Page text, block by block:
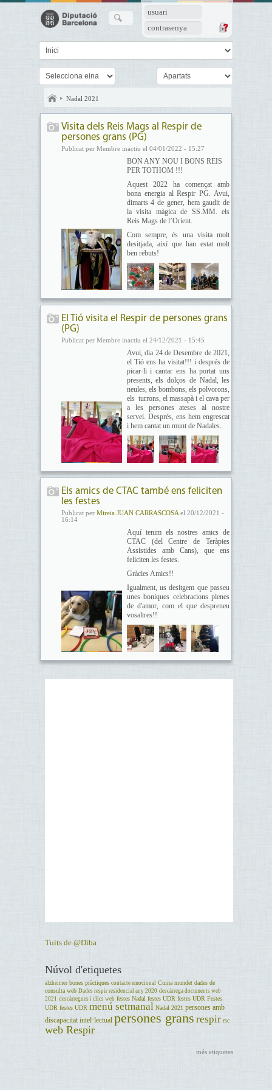
usuari
contrasenya
Nadal 2021
Visita dels Reis Mags al Respir de
persones grans (PG)
Publicat per Membre inactiu el 04/01/2022 - 15:27
BON ANY NOU I BONS REIS
PER TOTHOM !!!
Aquest 2022 ha començat amb
bona energia al Respir PG. Avui,
dimarts 4 de gener, hem gaudit de
la visita màgica de SS.MM. els
Reis Mags de l’Orient.
Com sempre, és una visita molt
desitjada, així que han estat molt
ben rebuts!
El Tió visita el Respir de persones grans
(PG)
Publicat per Membre inactiu el 24/12/2021 - 15:45
Avui, dia 24 de Desembre de 2021,
el Tió ens ha visitat!!! i després de
picar-li i cantar ens ha portat uns
presents, els dolços de Nadal, les
neules, els bombons, els polvorons,
els turrons, el massapà i el cava per
a les persones ateses al nostre
servei. Després, ens hem engrescat
i hem cantat un munt de Nadales.
Els amics de CTAC també ens feliciten
les festes
Publicat per Mireia JUAN CARRASCOSAel 20/12/2021 -
16:14
Aquí tenim els nostres amics de
CTAC (del Centre de Teràpies
Assistides amb Cans), que ens
feliciten les festes.
Gràcies Amics!!
Igualment, us desitgem que passeu
unes boniques celebracions plenes
de d'amor, com el que despreneu
vosaltres!!
Tuits de @Diba
Núvol d'etiquetes
alzheimer bones pràctiques contacte emocional Cuina mundet dades de
consulta web Dades respir residencial any 2020 descàrrega documents web
2021 descàrregues i clics web festes Nadal festes UDR festes UDR Festes
UDR festes UDR menú setmanal Nadal 2021 persones amb
discapacitat intel·lectual persones grans respir rsc
web Respir
més etiquetes